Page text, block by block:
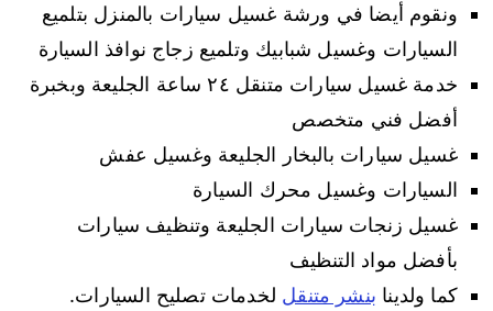
ونقوم أيضا في ورشة غسيل سيارات بالمنزل بتلميع
السيارات وغسيل شبابيك وتلميع زجاج نوافذ السيارة
خدمة غسيل سيارات متنقل ٢٤ ساعة الجليعة وبخبرة
أفضل فني متخصص
غسيل سيارات بالبخار الجليعة وغسيل عفش
السيارات وغسيل محرك السيارة
غسيل زنجات سيارات الجليعة وتنظيف سيارات
بأفضل مواد التنظيف
كما ولدينا بنشر متنقل لخدمات تصليح السيارات.